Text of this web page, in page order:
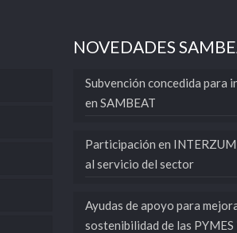
NOVEDADES
Subvención concedida
en SAMBEAT
Participación en
al servicio del sector
Ayudas de apoyo para
sostenibilidad de las